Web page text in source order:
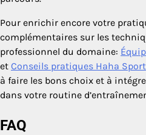
Pour enrichir encore votre
complémentaires sur les
professionnel du domaine:
et Conseils pratiques Haha Sport
à faire les bons choix et à
dans votre routine
FAQ